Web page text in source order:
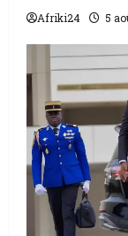
Afriki24 5